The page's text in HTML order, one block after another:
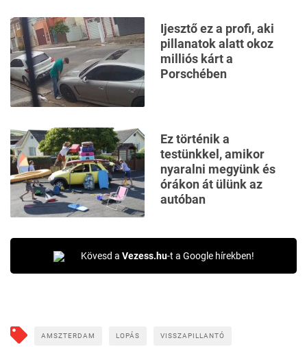
Ijesztő ez a profi, aki
pillanatok alatt okoz
milliós kárt a
Porschében
Ez történik a
testünkkel, amikor
nyaralni megyünk és
órákon át ülünk az
autóban
Kövesd a Vezess.hu-t a Google hírekben!
AMSZTERDAM LOPÁS VISSZAPILLANTÓ